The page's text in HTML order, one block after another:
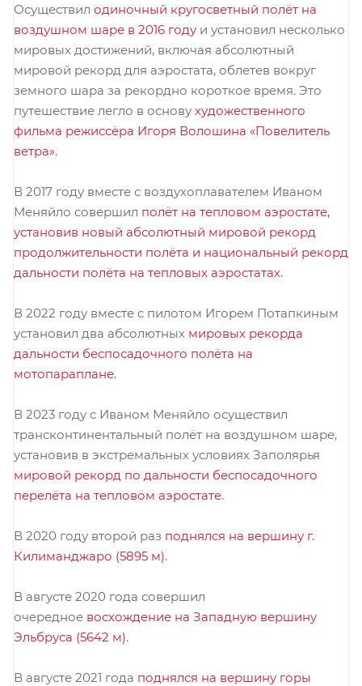
Осуществил одиночный кругосветный полёт на
воздушном шаре в 2016 году и установил несколько
мировых достижений, включая абсолютный
мировой рекорд для аэростата, облетев вокруг
земного шара за рекордно короткое время. Это
путешествие легло в основу художественного
фильма режиссёра Игоря Волошина «Повелитель
ветра».
В 2017 году вместе с воздухоплавателем Иваном
Меняйло совершил полёт на тепловом аэростате,
установив новый абсолютный мировой рекорд
продолжительности полёта и национальный рекорд
дальности полёта на тепловых аэростатах.
В 2022 году вместе с пилотом Игорем Потапкиным
установил два абсолютных мировых рекорда
дальности беспосадочного полёта на
мотопараплане.
В 2023 году с Иваном Меняйло осуществил
трансконтинентальный полёт на воздушном шаре,
установив в экстремальных условиях Заполярья
мировой рекорд по дальности беспосадочного
перелёта на тепловом аэростате.
В 2020 году второй раз поднялся на вершину г.
Килиманджаро (5895 м).
В августе 2020 года совершил
очередное восхождение на Западную вершину
Эльбруса (5642 м).
В августе 2021 года поднялся на вершину горы